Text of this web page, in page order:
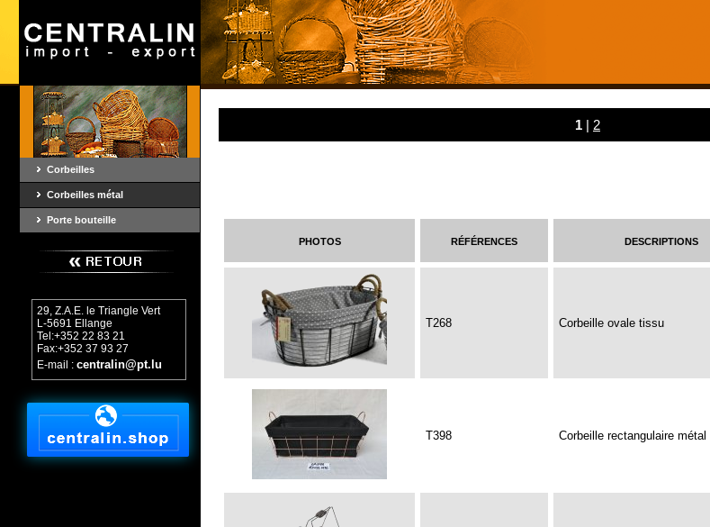
Corbeilles
Corbeilles métal
Porte bouteille
29, Z.A.E. le Triangle Vert
L-5691 Ellange
Tel:+352 22 83 21
Fax:+352 37 93 27
E-mail : centralin@pt.lu
1 | 2
photos références descriptions
T268 Corbeille ovale tissu
T398 Corbeille rectangulaire métal